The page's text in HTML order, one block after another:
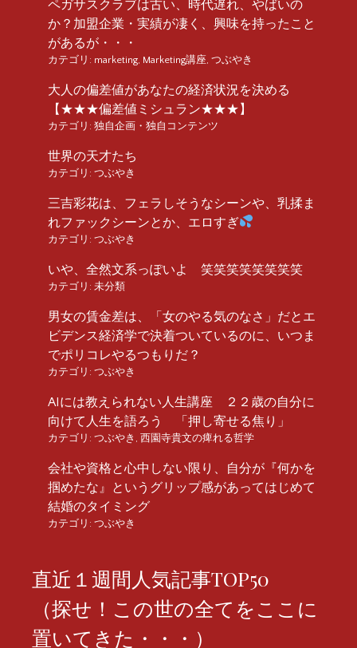
ペガサスクラブは古い、時代遅れ、やばいの
か？加盟企業・実績が凄く、興味を持ったこと
があるが・・・
カテゴリ: marketing Marketing講座 つぶやき
大人の偏差値があなたの経済状況を決める
【★★★偏差値ミシュラン★★★】
カテゴリ: 独自企画・独自コンテンツ
世界の天才たち
カテゴリ: つぶやき
三吉彩花は、フェラしそうなシーンや、乳揉ま
れファックシーンとか、エロすぎ
カテゴリ: つぶやき
いや、全然文系っぽいよ 笑笑笑笑笑笑笑笑
カテゴリ: 未分類
男女の賃金差は、「女のやる気のなさ」だとエ
ビデンス経済学で決着ついているのに、いつま
でポリコレやるつもりだ？
カテゴリ: つぶやき
AIには教えられない人生講座 ２２歳の自分に
向けて人生を語ろう 「押し寄せる焦り」
カテゴリ: つぶやき 西園寺貴文の痺れる哲学
会社や資格と心中しない限り、自分が『何かを
掴めたな』というグリップ感があってはじめて
結婚のタイミング
カテゴリ: つぶやき
直近１週間人気記事TOP50
（探せ！この世の全てをここに
置いてきた・・・）